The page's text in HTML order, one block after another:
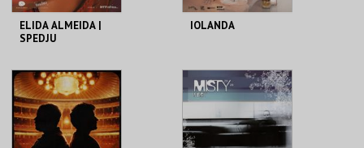
ELIDA ALMEIDA |
SPEDJU
COLISEU DE LISBOA
MAIS INFO
IOLANDA
COLISEU DE LISBOA
MAIS INFO